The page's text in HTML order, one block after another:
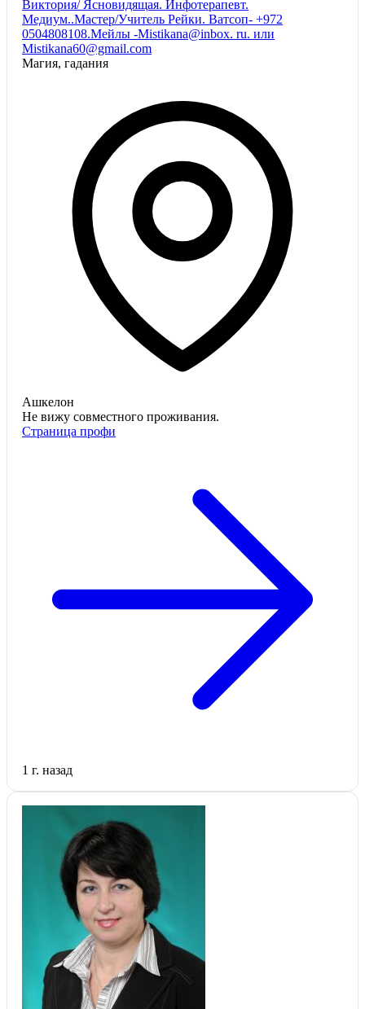
Виктория/ Ясновидящая. Инфотерапевт.
Медиум..Мастер/Учитель Рейки. Ватсоп- +972
0504808108.Мейлы -Mistikana@inbox. ru. или
Mistikana60@gmail.com
Магия, гадания
Ашкелон
Не вижу совместного проживания.
Страница профи
1 г. назад